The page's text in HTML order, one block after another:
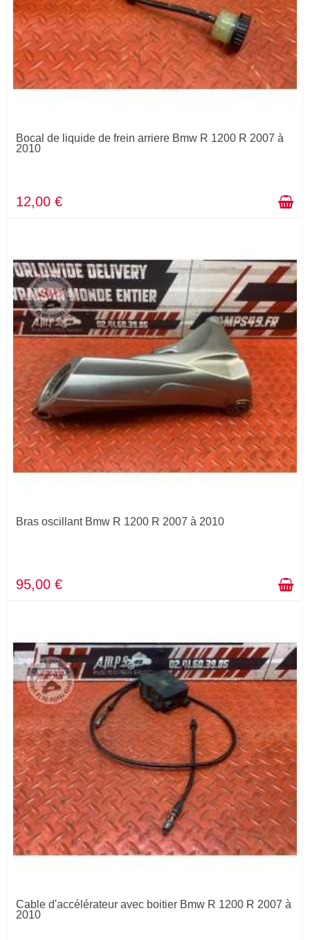
Bocal de liquide de frein arriere Bmw R 1200 R 2007 à
2010
12,00 €
Bras oscillant Bmw R 1200 R 2007 à 2010
95,00 €
Cable d'accélérateur avec boitier Bmw R 1200 R 2007 à
2010